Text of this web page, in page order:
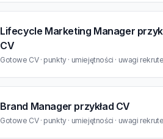
Lifecycle Marketing Manager
CV
Gotowe CV · punkty · umiejętności · uwagi
Brand Manager przykład CV
Gotowe CV · punkty · umiejętności · uwagi